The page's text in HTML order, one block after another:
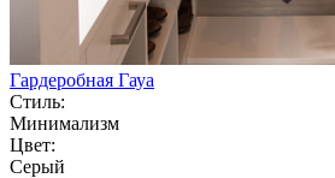
Гардеробная Гауа
Стиль:
Минимализм
Цвет:
Серый